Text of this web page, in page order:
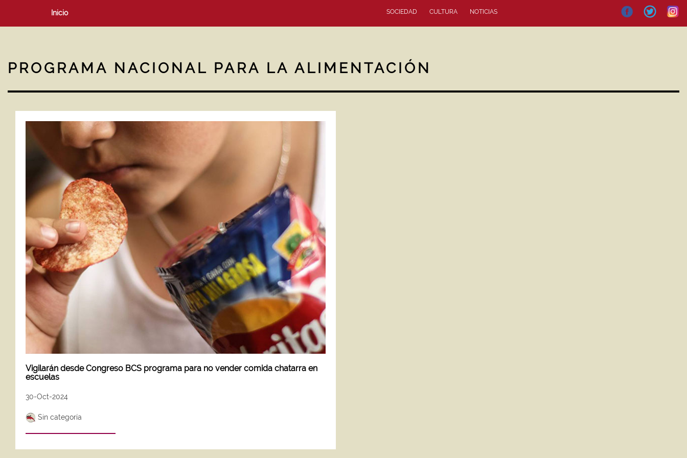
Inicio SOCIEDAD CULTURA NOTICIAS
PROGRAMA NACIONAL PARA LA ALIMENTACIÓN
Vigilarán desde Congreso BCS programa para no vender comida chatarra en
escuelas
30-Oct-2024
Sin categoría